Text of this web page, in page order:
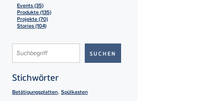
Events (35)
Produkte (135)
Projekte (70)
Stories (104)
Stichwörter
Betätigungsplatten, Spülkasten